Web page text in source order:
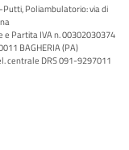
Poliambulatorio: via di
e Partita IVA n. 00302030374
BAGHERIA (PA)
centrale DRS 091-9297011